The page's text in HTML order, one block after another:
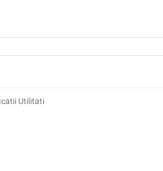
Utilitati